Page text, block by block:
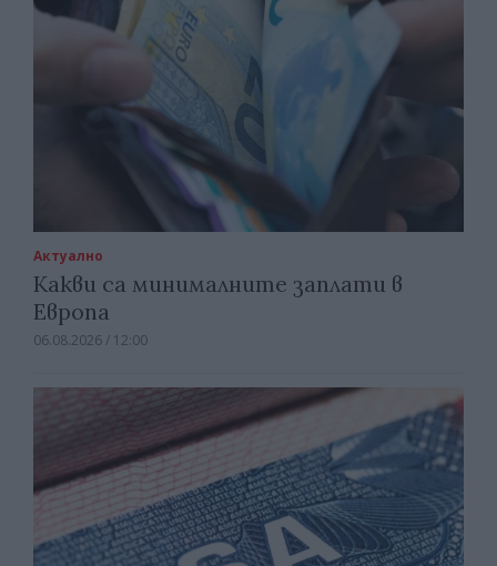
Актуално
Какви са минималните заплати в
Европа
06.08.2026 / 12:00